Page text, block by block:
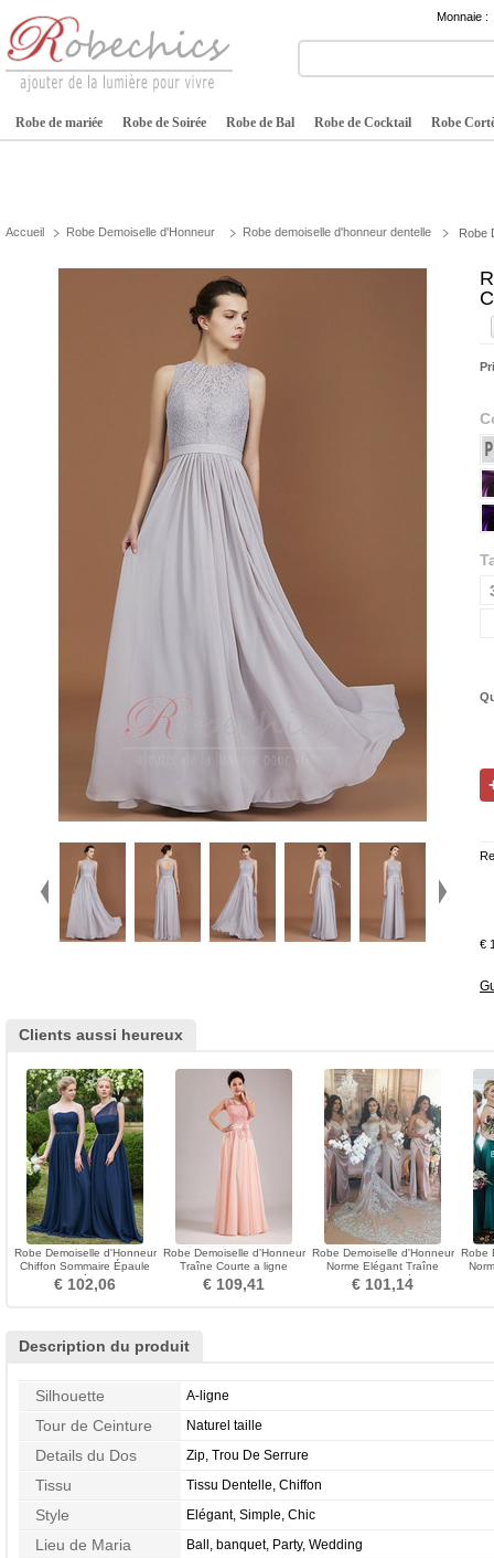
Monnaie :
Robe de mariée Robe de Soirée Robe de Bal Robe de Cocktail Robe
Accueil Robe Demoiselle d'Honneur Robe demoiselle d'honneur dentelle Robe
€
Clients aussi heureux
Robe Demoiselle d'Honneur
Chiffon Sommaire Épaule
Asymétrique
€ 102,06
Robe Demoiselle d'Honneur
Traîne Courte a ligne
Chiffon Zip Naturel taille
€ 109,41
Robe Demoiselle d'Honneur
Norme Elégant Traîne
Courte Glissière
€ 101,14
Robe
Description du produit
Silhouette A-ligne
Tour de Ceinture Naturel taille
Details du Dos Zip, Trou De Serrure
Tissu Tissu Dentelle, Chiffon
Style Elégant, Simple, Chic
Lieu de Maria Ball, banquet, Party, Wedding